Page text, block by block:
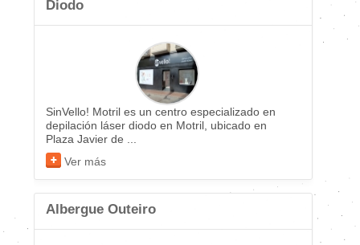
Diodo
SinVello! Motril es un centro especializado en
depilación láser diodo en Motril, ubicado en
Plaza Javier de ...
Ver más
Albergue Outeiro